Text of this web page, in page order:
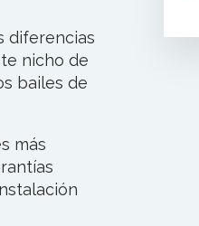
diferencias
nicho de
bailes de
más